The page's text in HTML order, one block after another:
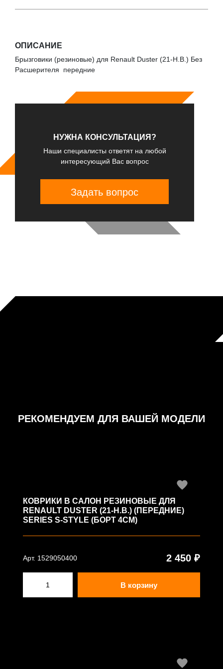
ОПИСАНИЕ
Брызговики (резиновые) для Renault Duster (21-Н.В.) Без
Расшерителя передние
НУЖНА КОНСУЛЬТАЦИЯ?
Наши специалисты ответят на любой
интересующий Вас вопрос
Задать вопрос
РЕКОМЕНДУЕМ ДЛЯ ВАШЕЙ МОДЕЛИ
КОВРИКИ В САЛОН РЕЗИНОВЫЕ ДЛЯ
RENAULT DUSTER (21-Н.В.) (ПЕРЕДНИЕ)
SERIES S-STYLE (БОРТ 4СМ)
Арт. 1529050400 2 450 ₽
В корзину